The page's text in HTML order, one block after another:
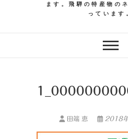
ます。飛騨の特産物の
っています
田端 恵 2018